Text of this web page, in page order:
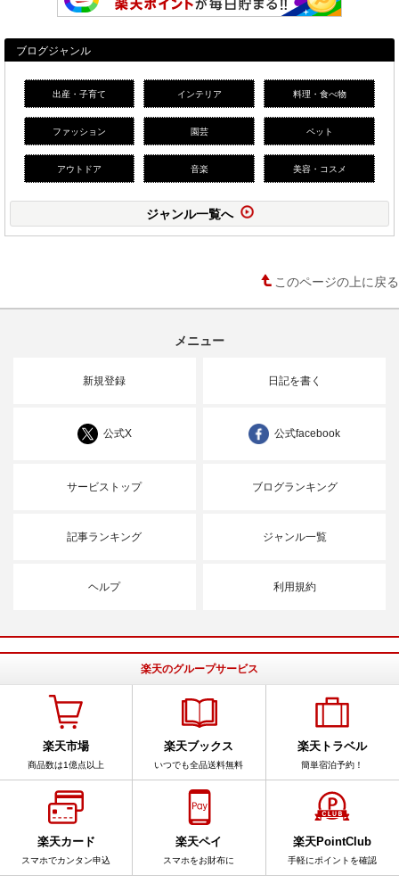
ブログジャンル
出産・子育て インテリア 料理・食べ物
ファッション 園芸 ペット
アウトドア 音楽 美容・コスメ
ジャンル一覧へ
このページの上に戻る
メニュー
新規登録 日記を書く
公式X 公式facebook
サービストップ ブログランキング
記事ランキング ジャンル一覧
ヘルプ 利用規約
楽天のグループサービス
楽天市場
商品数は1億点以上
楽天ブックス
いつでも全品送料無料
楽天トラベル
簡単宿泊予約！
楽天カード
スマホでカンタン申込
楽天ペイ
スマホをお財布に
楽天PointClub
手軽にポイントを確認